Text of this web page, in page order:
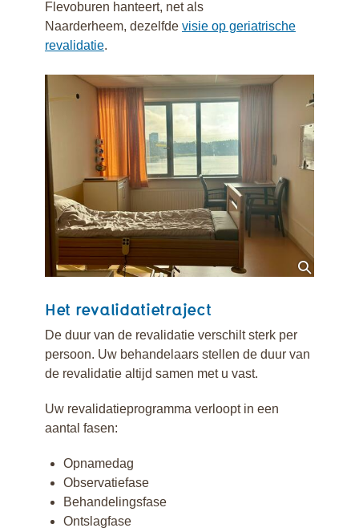
Flevoburen hanteert, net als
Naarderheem, dezelfde visie op geriatrische
revalidatie.
Het revalidatietraject
De duur van de revalidatie verschilt sterk per
persoon. Uw behandelaars stellen de duur van
de revalidatie altijd samen met u vast.
Uw revalidatieprogramma verloopt in een
aantal fasen:
Opnamedag
Observatiefase
Behandelingsfase
Ontslagfase